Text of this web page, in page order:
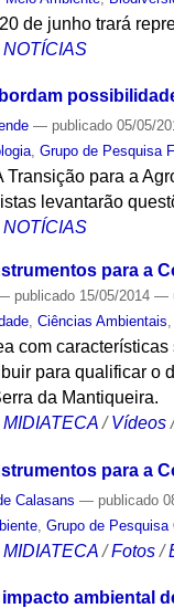
de junho trará
NOTÍCIAS
— publicado 05/05/
,Grupo de Pesquisa
Transição para a
levantarão
NOTÍCIAS
para a
publicado 15/05/2014—
,Ciências Ambientais
com
para qualificar o
da Mantiqueira.
MIDIATECA /Vídeos
para a
Calasans — publicado
,Grupo de Pesquisa
MIDIATECA /Fotos /
ambiental